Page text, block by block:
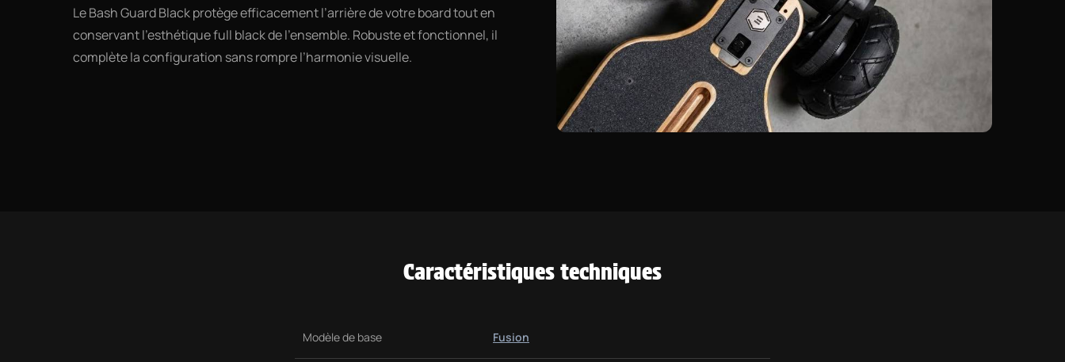
Le Bash Guard Black protège efficacement l’arrière de votre board tout en
conservant l’esthétique full black de l’ensemble. Robuste et fonctionnel, il
complète la configuration sans rompre l’harmonie visuelle.
Caractéristiques techniques
Modèle de base Fusion